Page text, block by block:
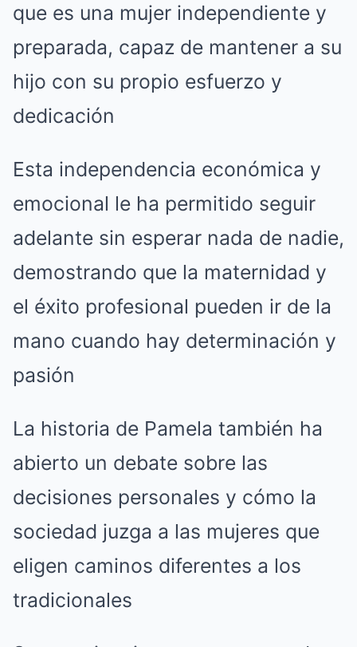
que es una mujer independiente y
preparada, capaz de mantener a su
hijo con su propio esfuerzo y
dedicación
Esta independencia económica y
emocional le ha permitido seguir
adelante sin esperar nada de nadie,
demostrando que la maternidad y
el éxito profesional pueden ir de la
mano cuando hay determinación y
pasión
La historia de Pamela también ha
abierto un debate sobre las
decisiones personales y cómo la
sociedad juzga a las mujeres que
eligen caminos diferentes a los
tradicionales